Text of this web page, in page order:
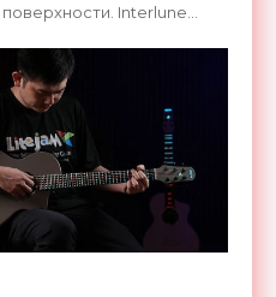
Interlune